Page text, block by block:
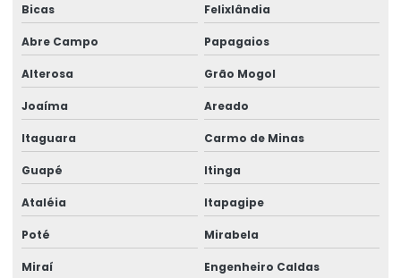
Bicas Felixlândia
Abre Campo Papagaios
Alterosa Grão Mogol
Joaíma Areado
Itaguara Carmo de Minas
Guapé Itinga
Ataléia Itapagipe
Poté Mirabela
Miraí Engenheiro Caldas